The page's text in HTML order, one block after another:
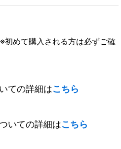
※初めて購入される方は必ずご確
ての詳細はこちら
いての詳細はこちら